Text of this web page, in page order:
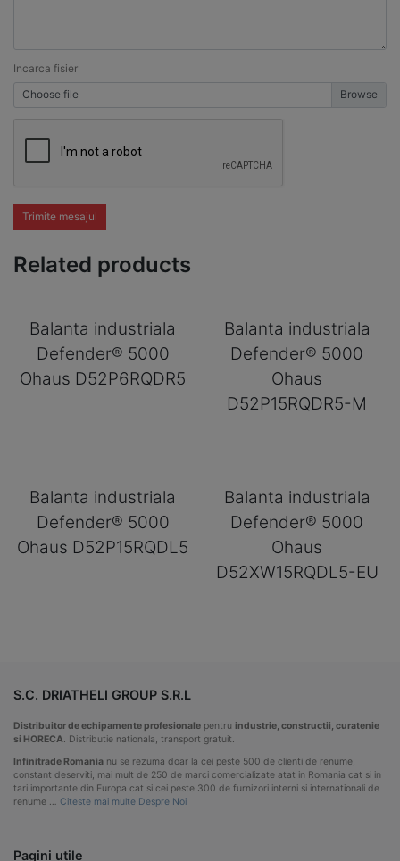
Incarca fisier
Choose file
Trimite mesajul
Related products
Balanta industriala
Defender® 5000
Ohaus D52P6RQDR5
Balanta industriala
Defender® 5000
Ohaus
D52P15RQDR5-M
Balanta industriala
Defender® 5000
Ohaus D52P15RQDL5
Balanta industriala
Defender® 5000
Ohaus
D52XW15RQDL5-EU
S.C. DRIATHELI GROUP S.R.L
Distribuitor de echipamente profesionale pentru industrie, constructii, curatenie
si HORECA. Distributie nationala, transport gratuit.
Infinitrade Romania nu se rezuma doar la cei peste 500 de clienti de renume,
constant deserviti, mai mult de 250 de marci comercializate atat in Romania cat si in
tari importante din Europa cat si cei peste 300 de furnizori interni si internationali de
renume … Citeste mai multe Despre Noi
Pagini utile